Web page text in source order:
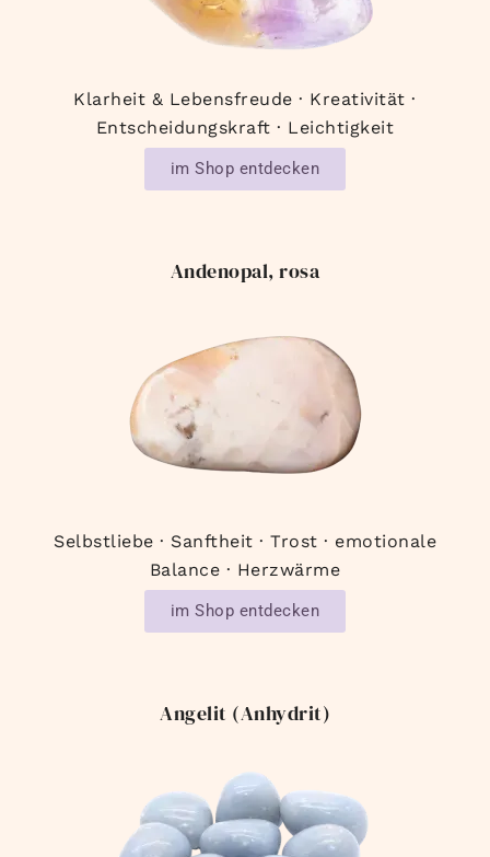
Klarheit & Lebensfreude · Kreativität ·
Entscheidungskraft · Leichtigkeit
im Shop entdecken
Andenopal, rosa
Selbstliebe · Sanftheit · Trost · emotionale
Balance · Herzwärme
im Shop entdecken
Angelit (Anhydrit)